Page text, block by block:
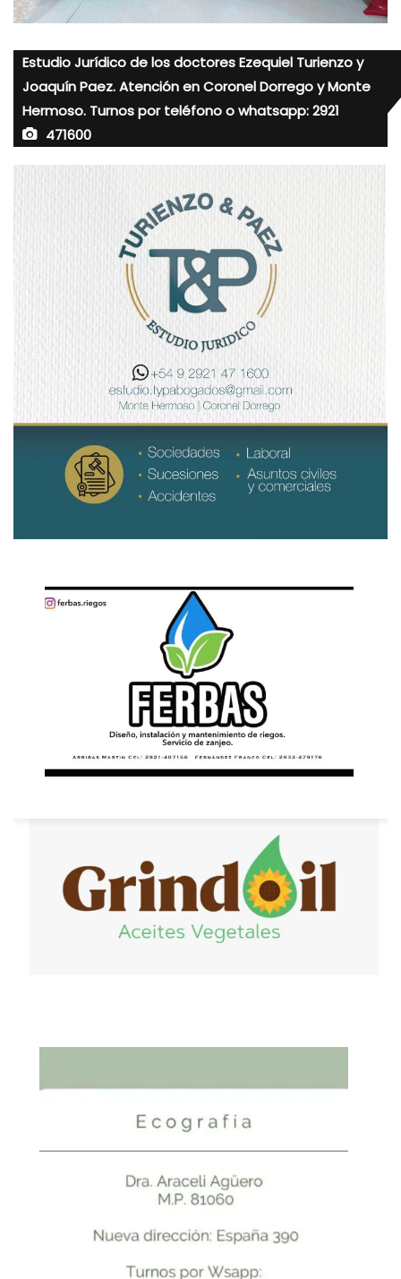
Estudio Jurídico de los doctores Ezequiel Turienzo y
Joaquín Paez. Atención en Coronel Dorrego y Monte
Hermoso. Turnos por teléfono o whatsapp: 2921
471600